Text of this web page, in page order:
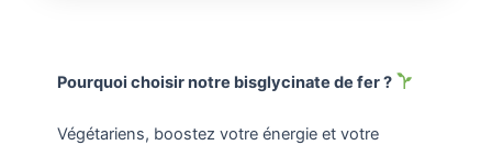
Pourquoi choisir notre bisglycinate de fer ?
Végétariens, boostez votre énergie et votre